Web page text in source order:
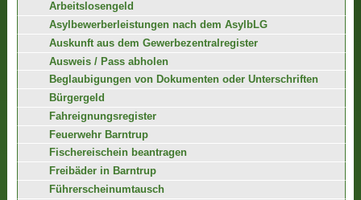
Arbeitslosengeld
Asylbewerberleistungen nach dem AsylbLG
Auskunft aus dem Gewerbezentralregister
Ausweis / Pass abholen
Beglaubigungen von Dokumenten oder Unterschriften
Bürgergeld
Fahreignungsregister
Feuerwehr Barntrup
Fischereischein beantragen
Freibäder in Barntrup
Führerscheinumtausch